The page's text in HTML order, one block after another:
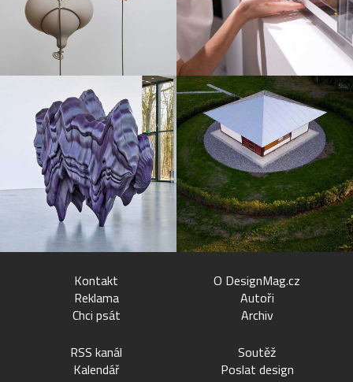
Kontakt
Reklama
Chci psát
O DesignMag.cz
Autoři
Archiv
RSS kanál
Kalendář
Soutěž
Poslat design